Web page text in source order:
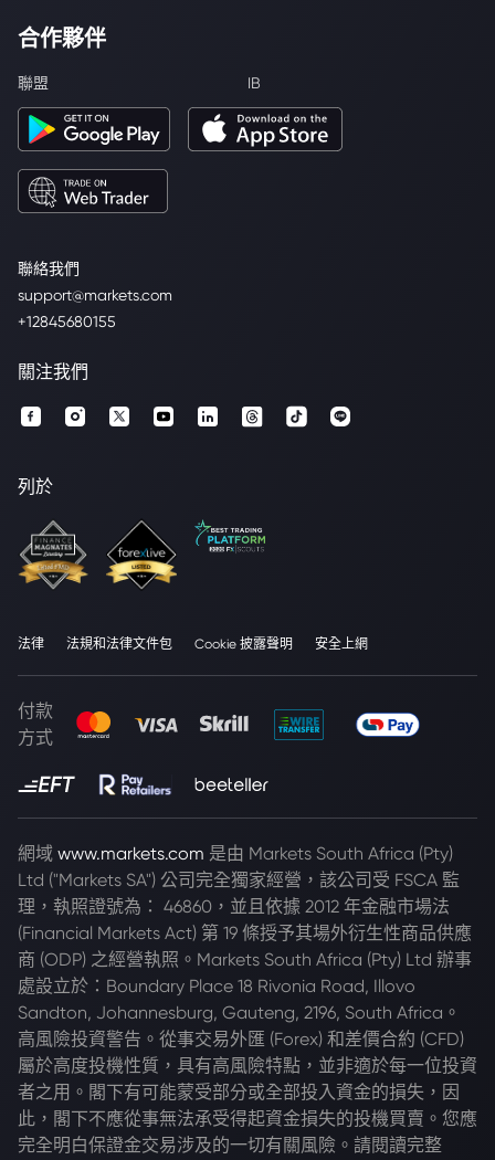
聯絡我們
support@markets.com
+12845680155
合作夥伴
聯盟 IB
關注我們
列於
法律 法規和法律文件包 Cookie 披露聲明 安全上網
付款
方式
網域 www.markets.com 是由 Markets South Africa (Pty)
Ltd ("Markets SA") 公司完全獨家經營，該公司受 FSCA 監
理，執照證號為： 46860，並且依據 2012 年金融市場法
(Financial Markets Act) 第 19 條授予其場外衍生性商品供應
商 (ODP) 之經營執照。Markets South Africa (Pty) Ltd 辦事
處設立於：Boundary Place 18 Rivonia Road, Illovo
Sandton, Johannesburg, Gauteng, 2196, South Africa。
高風險投資警告。從事交易外匯 (Forex) 和差價合約 (CFD)
屬於高度投機性質，具有高風險特點，並非適於每一位投資
者之用。閣下有可能蒙受部分或全部投入資金的損失，因
此，閣下不應從事無法承受得起資金損失的投機買賣。您應
完全明白保證金交易涉及的一切有關風險。請閱讀完整